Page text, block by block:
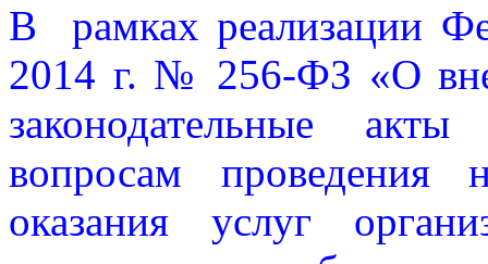
В рамках реализации
2014 г. № 256-ФЗ «О
законодательные
вопросам проведения
оказания услуг